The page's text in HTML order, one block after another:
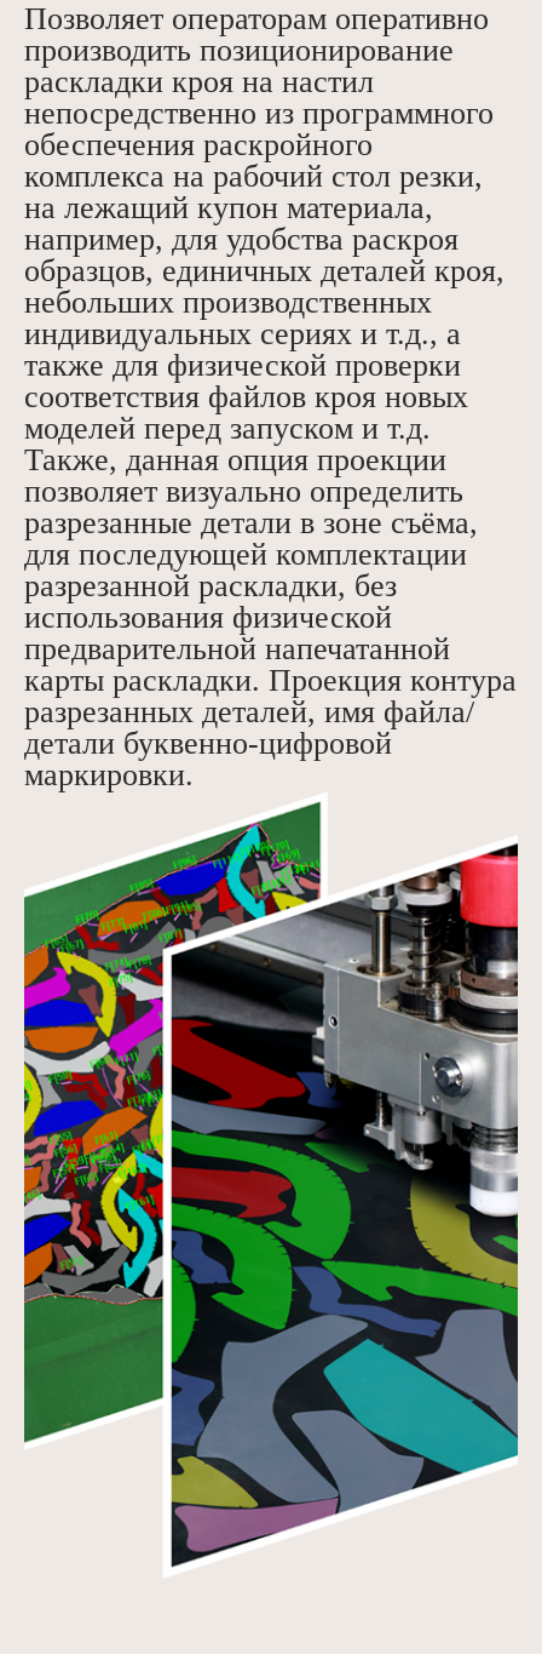
Позволяет операторам оперативно
производить позиционирование
раскладки кроя на настил
непосредственно из программного
обеспечения раскройного
комплекса на рабочий стол резки,
на лежащий купон материала,
например, для удобства раскроя
образцов, единичных деталей кроя,
небольших производственных
индивидуальных сериях и т.д., а
также для физической проверки
соответствия файлов кроя новых
моделей перед запуском и т.д.
Также, данная опция проекции
позволяет визуально определить
разрезанные детали в зоне съёма,
для последующей комплектации
разрезанной раскладки, без
использования физической
предварительной напечатанной
карты раскладки. Проекция контура
разрезанных деталей, имя файла/
детали буквенно-цифровой
маркировки.